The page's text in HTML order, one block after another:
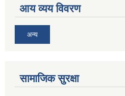
आय व्यय विवरण
अन्य
सामाजिक सुरक्षा